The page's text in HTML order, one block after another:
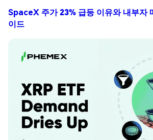
SpaceX 주가 23% 급등 이유와 내부자
이드